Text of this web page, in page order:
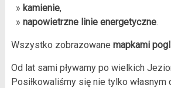
» kamienie,
» napowietrzne linie energetyczne.
Wszystko zobrazowane mapkami
Od lat sami pływamy po wielkich
Posiłkowaliśmy się nie tylko